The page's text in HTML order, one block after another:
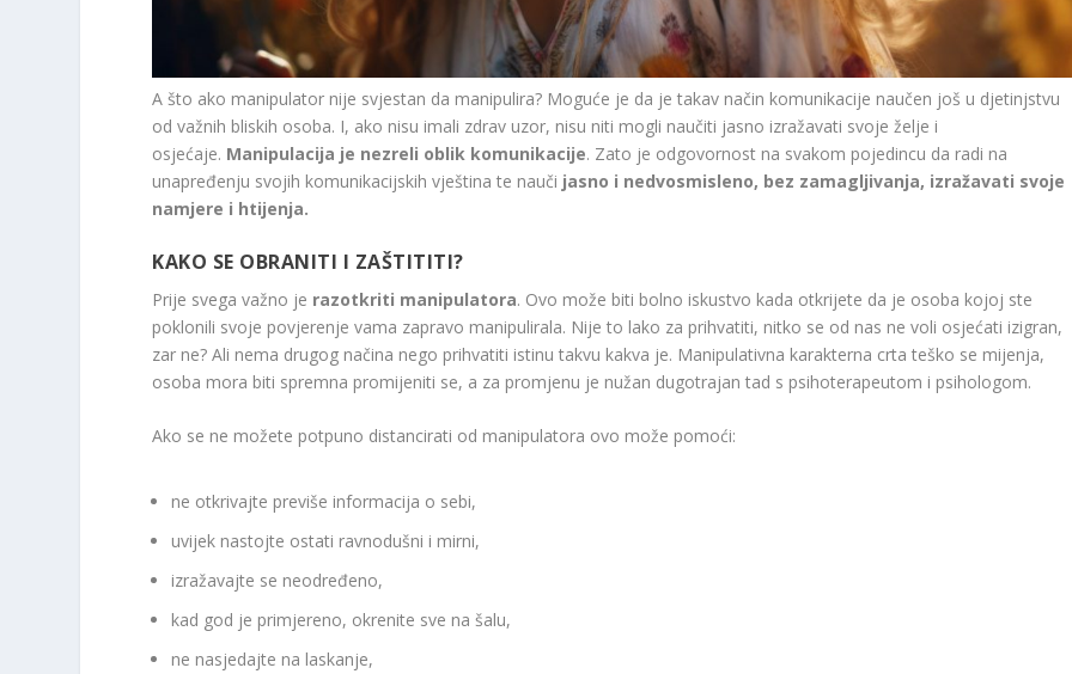
A što ako manipulator nije svjestan da manipulira? Moguće je da je takav način komunikacije naučen još u djetinjstvu
od važnih bliskih osoba. I, ako nisu imali zdrav uzor, nisu niti mogli naučiti jasno izražavati svoje želje i
osjećaje. Manipulacija je nezreli oblik komunikacije. Zato je odgovornost na svakom pojedincu da radi na
unapređenju svojih komunikacijskih vještina te nauči jasno i nedvosmisleno, bez zamagljivanja, izražavati svoje
namjere i htijenja.
KAKO SE OBRANITI I ZAŠTITITI?
Prije svega važno je razotkriti manipulatora. Ovo može biti bolno iskustvo kada otkrijete da je osoba kojoj ste
poklonili svoje povjerenje vama zapravo manipulirala. Nije to lako za prihvatiti, nitko se od nas ne voli osjećati izigran,
zar ne? Ali nema drugog načina nego prihvatiti istinu takvu kakva je. Manipulativna karakterna crta teško se mijenja,
osoba mora biti spremna promijeniti se, a za promjenu je nužan dugotrajan tad s psihoterapeutom i psihologom.
Ako se ne možete potpuno distancirati od manipulatora ovo može pomoći:
ne otkrivajte previše informacija o sebi,
uvijek nastojte ostati ravnodušni i mirni,
izražavajte se neodređeno,
kad god je primjereno, okrenite sve na šalu,
ne nasjedajte na laskanje,